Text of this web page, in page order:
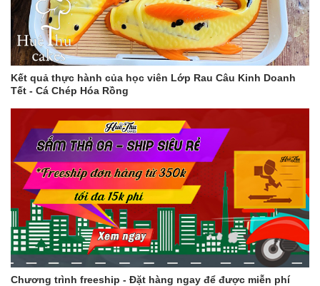
Kết quả thực hành của học viên Lớp Rau Câu Kinh Doanh
Tết - Cá Chép Hóa Rồng
Chương trình freeship - Đặt hàng ngay để được miễn phí